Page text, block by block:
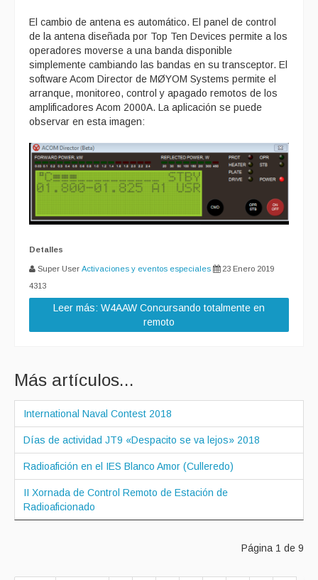
El cambio de antena es automático. El panel de control
de la antena diseñada por Top Ten Devices permite a los
operadores moverse a una banda disponible
simplemente cambiando las bandas en su transceptor. El
software Acom Director de MØYOM Systems permite el
arranque, monitoreo, control y apagado remotos de los
amplificadores Acom 2000A. La aplicación se puede
observar en esta imagen:
Detalles
Super User Activaciones y eventos especiales
23 Enero 2019
4313
Leer más: W4AAW Concursando totalmente en
remoto
Más artículos...
International Naval Contest 2018
Días de actividad JT9 «Despacito se va lejos» 2018
Radioafición en el IES Blanco Amor (Culleredo)
II Xornada de Control Remoto de Estación de
Radioaficionado
Página 1 de 9